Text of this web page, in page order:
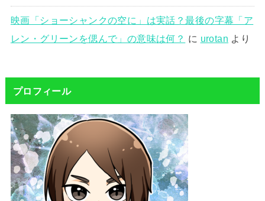
映画「ショーシャンクの空に」は実話？最後の字幕「ア
レン・グリーンを偲んで」の意味は何？ に urotan より
プロフィール